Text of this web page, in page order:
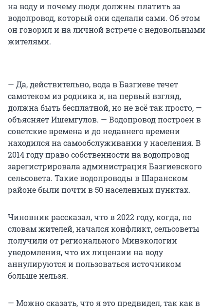
на воду и почему люди должны платить за
водопровод, который они сделали сами. Об этом
он говорил и на личной встрече с недовольными
жителями.
— Да, действительно, вода в Базгиеве течет
самотеком из родника и, на первый взгляд,
должна быть бесплатной, но не всё так просто, —
объясняет Ишемгулов. — Водопровод построен в
советские времена и до недавнего времени
находился на самообслуживании у населения. В
2014 году право собственности на водопровод
зарегистрировала администрация Базгиевского
сельсовета. Такие водопроводы в Шаранском
районе были почти в 50 населенных пунктах.
Чиновник рассказал, что в 2022 году, когда, по
словам жителей, начался конфликт, сельсоветы
получили от регионального Минэкологии
уведомления, что их лицензии на воду
аннулируются и пользоваться источником
больше нельзя.
— Можно сказать, что я это предвидел, так как в